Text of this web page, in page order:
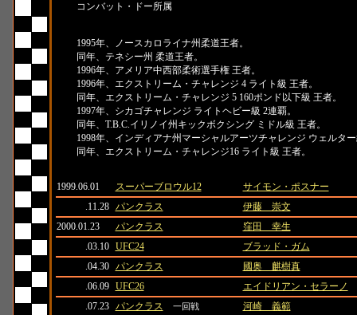
コンバット・ドー所属
1995年、ノースカロライナ州柔道王者。
同年、テネシー州 柔道王者。
1996年、アメリア中西部柔術選手権 王者。
1996年、エクストリーム・チャレンジ 4 ライト級 王者。
同年、エクストリーム・チャレンジ 5 160ポンド以下級 王者。
1997年、シカゴチャレンジ ライトヘビー級 2連覇。
同年、T.B.C.イリノイ州キックボクシング ミドル級 王者。
1998年、インディアナ州マーシャルアーツチャレンジ ウェルタ
同年、エクストリーム・チャレンジ16 ライト級 王者。
1999.06.01
スーパーブロウル12
サイモン・ポスナー
.11.28
パンクラス
伊藤 崇文
2000.01.23
パンクラス
窪田 幸生
.03.10
UFC24
ブラッド・ガム
.04.30
パンクラス
國奥 麒樹真
.06.09
UFC26
エイドリアン・セラーノ
.07.23
パンクラス 一回戦 河崎 義範